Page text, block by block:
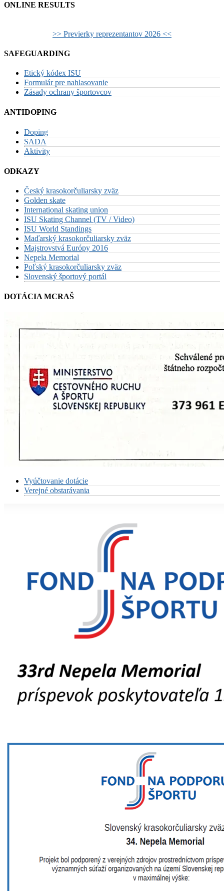
ONLINE RESULTS
>> Previerky reprezentantov 2026 <<
SAFEGUARDING
Etický kódex ISU
Formulár pre nahlasovanie
Zásady ochrany športovcov
ANTIDOPING
Doping
SADA
Aktivity
ODKAZY
Český krasokorčuliarsky zväz
Golden skate
International skating union
ISU Skating Channel (TV / Video)
ISU World Standings
Maďarský krasokorčuliarsky zväz
Majstrovstvá Európy 2016
Nepela Memorial
Poľský krasokorčuliarsky zväz
Slovenský športový portál
DOTÁCIA MCRAŠ
Vyúčtovanie dotácie
Verejné obstarávania